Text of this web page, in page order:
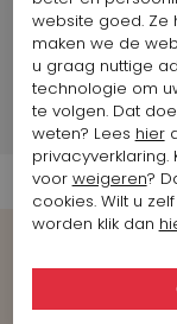
uitneembaar:
Land van
Maat artikel op
Verzend
website goed. Ze
maken we de
u graag nuttige
technologie om
te volgen. Dat
weten? Lees hier
privacyverklaring.
voor weigeren?
cookies. Wilt u
worden klik dan